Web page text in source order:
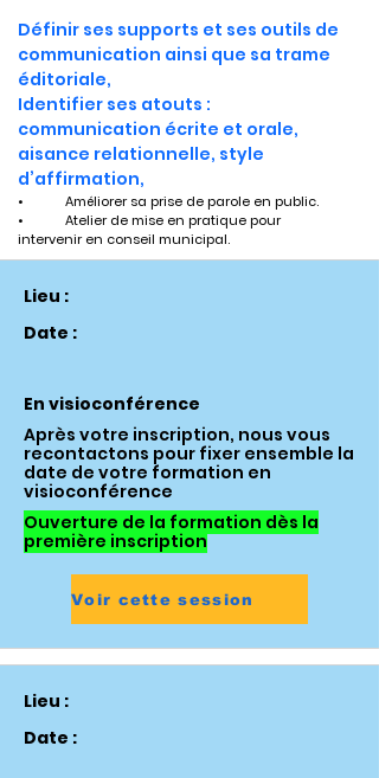
Définir ses supports et ses outils de
communication ainsi que sa trame
éditoriale,
Identifier ses atouts :
communication écrite et orale,
aisance relationnelle, style
d’affirmation,
•	Améliorer sa prise de parole en public.
•	Atelier de mise en pratique pour
intervenir en conseil municipal.
Lieu :
Date :
En visioconférence
Après votre inscription, nous vous
recontactons pour fixer ensemble la
date de votre formation en
visioconférence
Ouverture de la formation dès la
première inscription
Voir cette session
Lieu :
Date :